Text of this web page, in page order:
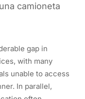
camioneta
gap in
with many
unable to access
In parallel,